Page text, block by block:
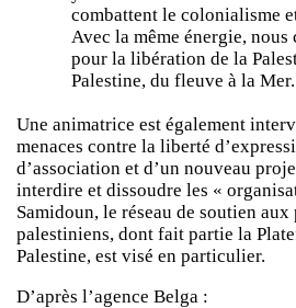
combattent le colonialisme
Avec la même énergie,
pour la libération de la
Palestine, du fleuve à la Mer.
Une animatrice est également
menaces contre la liberté
d’association et d’un nouveau
interdire et dissoudre les «
Samidoun, le réseau de soutien
palestiniens, dont fait partie la
Palestine, est visé en particulier.
D’après l’agence Belga :